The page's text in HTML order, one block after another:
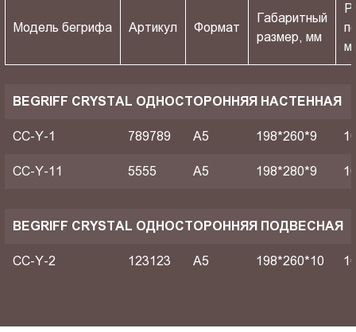
Модель бегрифа Артикул Формат
Габаритный
размер, мм
BEGRIFF CRYSTAL ОДНОСТОРОННЯЯ НАСТЕННАЯ
CC-Y-1 789789 A5 198*260*9
CC-Y-11 5555 A5 198*280*9
BEGRIFF CRYSTAL ОДНОСТОРОННЯЯ ПОДВЕСНАЯ
CC-Y-2 123123 A5 198*260*10